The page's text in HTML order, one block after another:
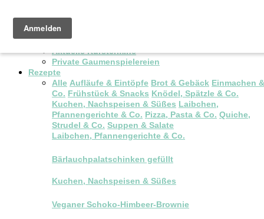
Pop-up Brunch
Kochkurse & Workshops
Aktuelle Kurstermine
Private Gaumenspielereien
Rezepte
Alle Aufläufe & Eintöpfe Brot & Gebäck Einmachen &
Co. Frühstück & Snacks Knödel, Spätzle & Co.
Kuchen, Nachspeisen & Süßes Laibchen,
Pfannengerichte & Co. Pizza, Pasta & Co. Quiche,
Strudel & Co. Suppen & Salate
Laibchen, Pfannengerichte & Co.
Bärlauchpalatschinken gefüllt
Kuchen, Nachspeisen & Süßes
Veganer Schoko-Himbeer-Brownie